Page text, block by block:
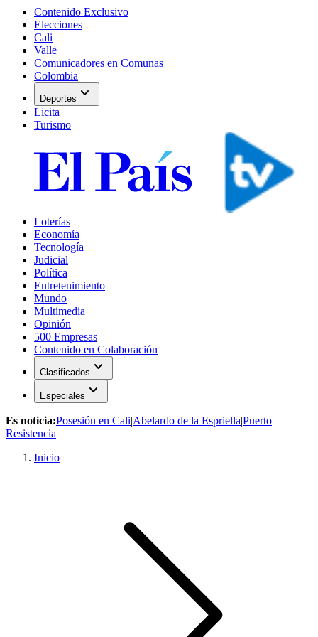
Contenido Exclusivo
Elecciones
Cali
Valle
Comunicadores en Comunas
Colombia
Deportes expand_more
Licita
Turismo
Loterías
Economía
Tecnología
Judicial
Política
Entretenimiento
Mundo
Multimedia
Opinión
500 Empresas
Contenido en Colaboración
Clasificados expand_more
Especiales expand_more
Es noticia:Posesión en Cali|Abelardo de la Espriella|Puerto
Resistencia
Inicio